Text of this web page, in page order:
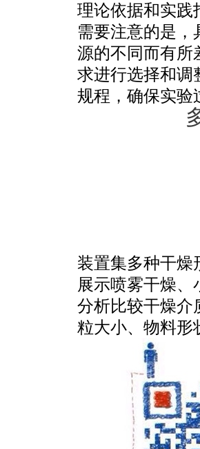
理论依据和实践
需要注意的是，
源的不同而有所
求进行选择和调
规程，确保实验
装置集多种干燥
展示喷雾干燥
分析比较干燥介
粒大小、物料形